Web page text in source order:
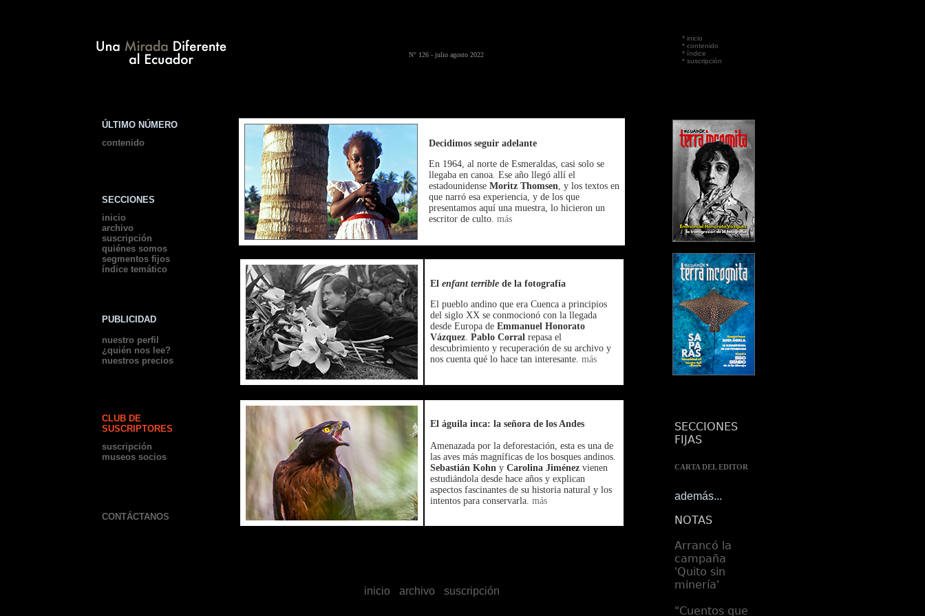
N° 126 - julio agosto 2022
* inicio
* contenido
* índice
* suscripción
ÚLTIMO NÚMERO
contenido
SECCIONES
inicio
archivo
suscripción
quiénes somos
segmentos fijos
índice temático
PUBLICIDAD
nuestro perfil
¿quién nos lee?
nuestros precios
CLUB DE
SUSCRIPTORES
suscripción
museos socios
CONTÁCTANOS
Decidimos seguir adelante
En 1964, al norte de Esmeraldas, casi solo se
llegaba en canoa. Ese año llegó allí el
estadounidense Moritz Thomsen, y los textos en
que narró esa experiencia, y de los que
presentamos aquí una muestra, lo hicieron un
escritor de culto. más
El enfant terrible de la fotografía
El pueblo andino que era Cuenca a principios
del siglo XX se conmocionó con la llegada
desde Europa de Emmanuel Honorato
Vázquez. Pablo Corral repasa el
descubrimiento y recuperación de su archivo y
nos cuenta qué lo hace tan interesante. más
El águila inca: la señora de los Andes
Amenazada por la deforestación, esta es una de
las aves más magníficas de los bosques andinos.
Sebastián Kohn y Carolina Jiménez vienen
estudiándola desde hace años y explican
aspectos fascinantes de su historia natural y los
intentos para conservarla. más
inicio archivo suscripción
SECCIONES
FIJAS
CARTA DEL EDITOR
además...
NOTAS
Arrancó la
campaña
'Quito sin
minería'
"Cuentos que